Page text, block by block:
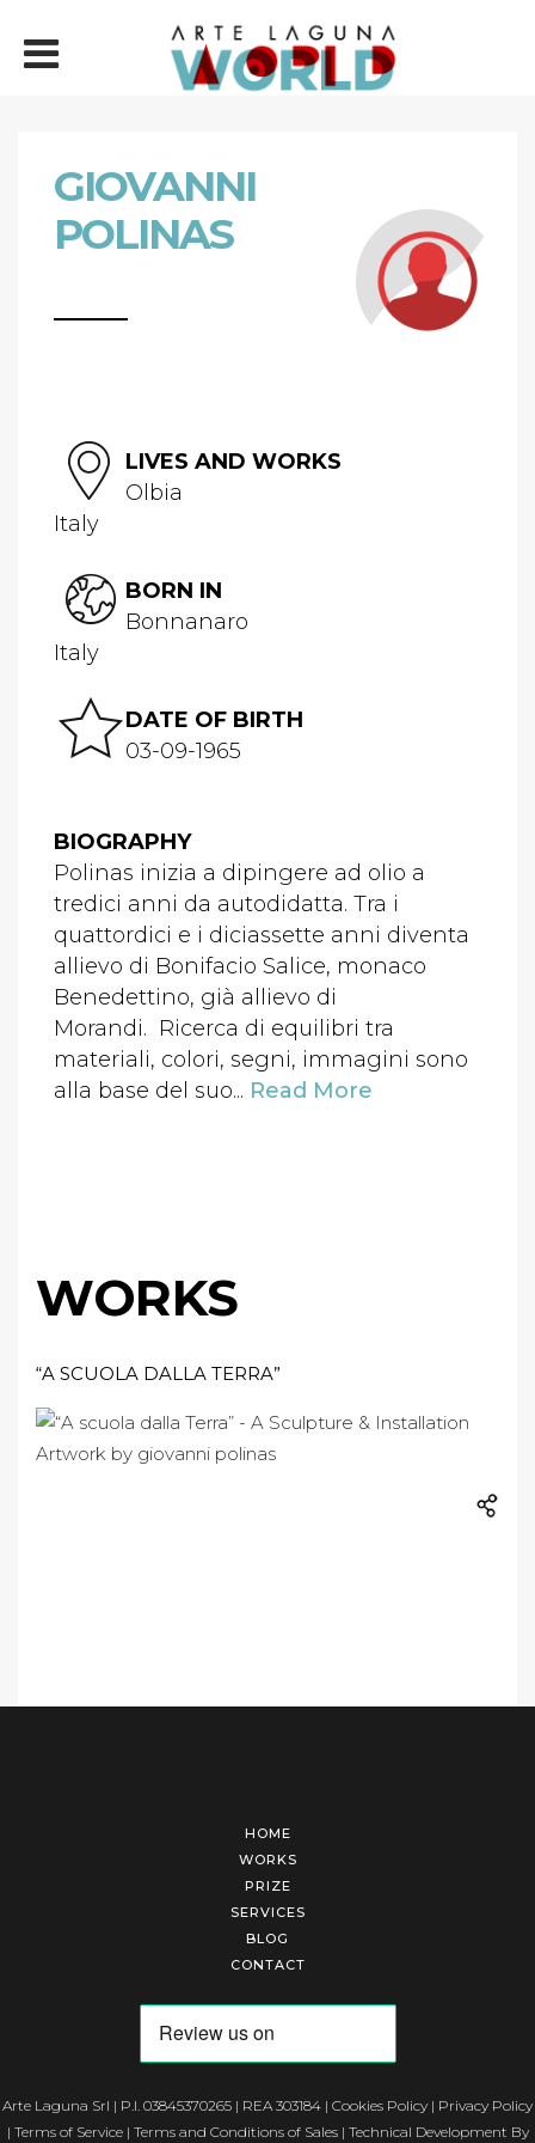
GIOVANNI
POLINAS
LIVES AND WORKS
Olbia
Italy
BORN IN
Bonnanaro
Italy
DATE OF BIRTH
03-09-1965
BIOGRAPHY
Polinas inizia a dipingere ad olio a
tredici anni da autodidatta. Tra i
quattordici e i diciassette anni diventa
allievo di Bonifacio Salice, monaco
Benedettino, già allievo di
Morandi. Ricerca di equilibri tra
materiali, colori, segni, immagini sono
alla base del suo... Read More
WORKS
“A SCUOLA DALLA TERRA”
HOME
WORKS
PRIZE
SERVICES
BLOG
CONTACT
Arte Laguna Srl | P.I. 03845370265 | REA 303184 | Cookies Policy | Privacy Policy
| Terms of Service| Terms and Conditions of Sales| Technical Development By